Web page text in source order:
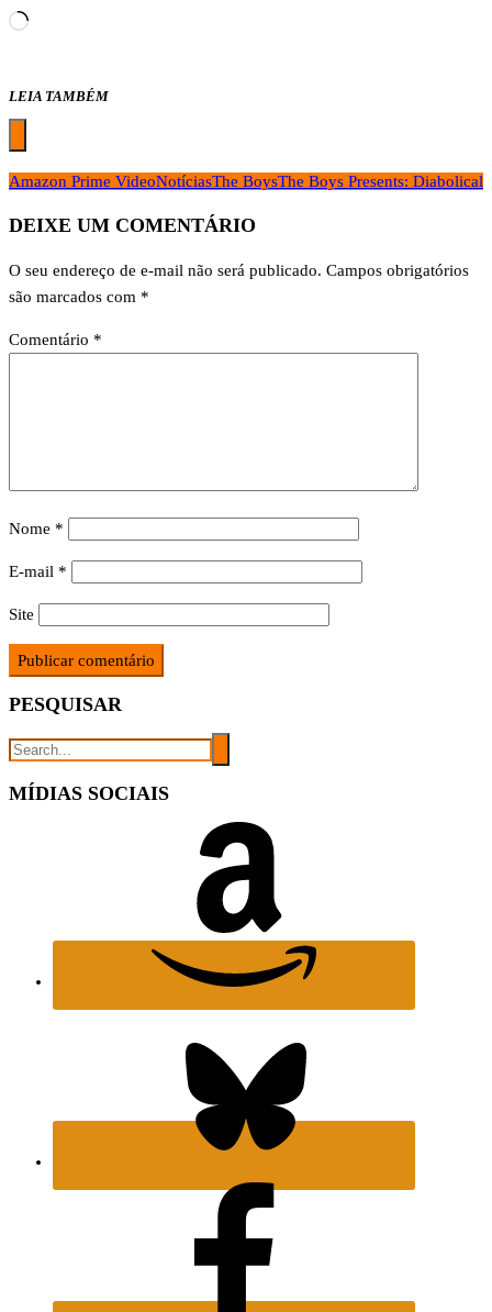
Carregando...
LEIA TAMBÉM
Amazon Prime VideoNotíciasThe BoysThe Boys Presents: Diabolical
DEIXE UM COMENTÁRIO
O seu endereço de e-mail não será publicado. Campos obrigatórios
são marcados com *
Comentário *
Nome *
E-mail *
Site
PESQUISAR
MÍDIAS SOCIAIS